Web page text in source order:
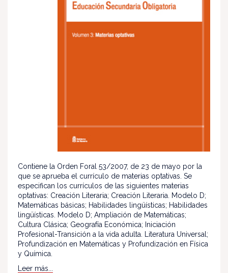
Contiene la Orden Foral 53/2007, de 23 de mayo por la
que se aprueba el currículo de materias optativas. Se
especifican los currículos de las siguientes materias
optativas: Creación Literaria; Creación Literaria. Modelo D;
Matemáticas básicas; Habilidades lingüísticas; Habilidades
lingüísticas. Modelo D; Ampliación de Matemáticas;
Cultura Clásica; Geografía Económica; Iniciación
Profesional-Transición a la vida adulta. Literatura Universal;
Profundización en Matemáticas y Profundización en Física
y Química.
Leer más...